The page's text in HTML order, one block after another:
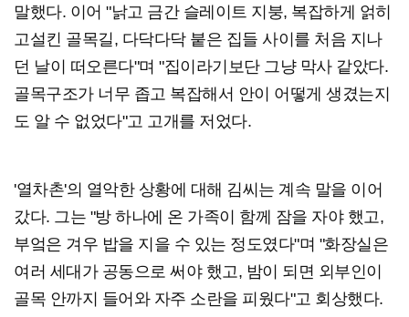
말했다. 이어 "낡고 금간 슬레이트 지붕, 복잡하게 얽히
고설킨 골목길, 다닥다닥 붙은 집들 사이를 처음 지나
던 날이 떠오른다"며 "집이라기보단 그냥 막사 같았다.
골목구조가 너무 좁고 복잡해서 안이 어떻게 생겼는지
도 알 수 없었다"고 고개를 저었다.
'열차촌'의 열악한 상황에 대해 김씨는 계속 말을 이어
갔다. 그는 "방 하나에 온 가족이 함께 잠을 자야 했고,
부엌은 겨우 밥을 지을 수 있는 정도였다"며 "화장실은
여러 세대가 공동으로 써야 했고, 밤이 되면 외부인이
골목 안까지 들어와 자주 소란을 피웠다"고 회상했다.